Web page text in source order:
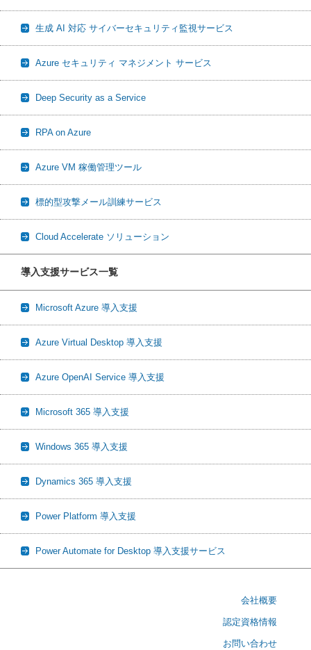
生成 AI 対応 サイバーセキュリティ監視サービス
Azure セキュリティ マネジメント サービス
Deep Security as a Service
RPA on Azure
Azure VM 稼働管理ツール
標的型攻撃メール訓練サービス
Cloud Accelerate ソリューション
導入支援サービス一覧
Microsoft Azure 導入支援
Azure Virtual Desktop 導入支援
Azure OpenAI Service 導入支援
Microsoft 365 導入支援
Windows 365 導入支援
Dynamics 365 導入支援
Power Platform 導入支援
Power Automate for Desktop 導入支援サービス
会社概要
認定資格情報
お問い合わせ